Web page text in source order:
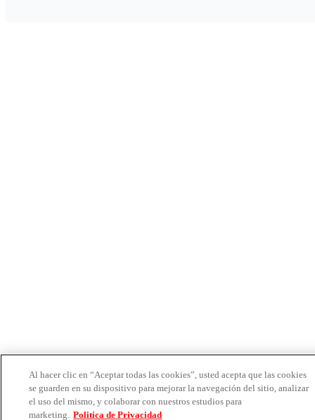
Al hacer clic en “Aceptar todas las cookies”, usted acepta que las cookies
se guarden en su dispositivo para mejorar la navegación del sitio, analizar
el uso del mismo, y colaborar con nuestros estudios para
marketing. Politica de Privacidad